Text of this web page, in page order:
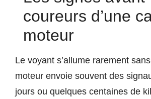
coureurs d’une
moteur
Le voyant s’allume rarement
moteur envoie souvent des
jours ou quelques centaines de